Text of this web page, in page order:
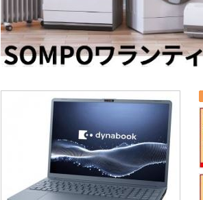
銀行振り込みでのご注文は受け付け致しております。
2020年05月01日
リサイクル回収業務一時休止のお知らせ
契約配送業者ヤマトホームコンビニエンスのリサイクル
再開次第お知らせいたします。
2019年12月16日
年末年始休業日
カレンダーに反映しましたのでご注文前にご確認くださ
尚、大型商品・超大型商品は27日にて年内出荷受付を
2019年05月16日